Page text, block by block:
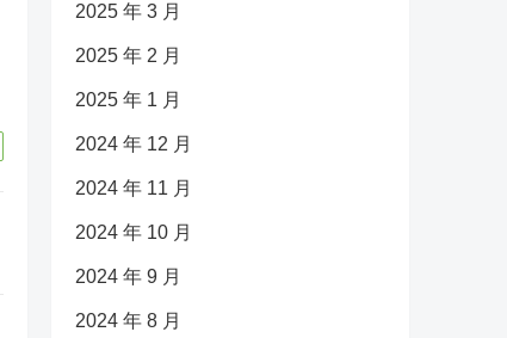
2025 年 3 月
2025 年 2 月
2025 年 1 月
2024 年 12 月
2024 年 11 月
2024 年 10 月
2024 年 9 月
2024 年 8 月